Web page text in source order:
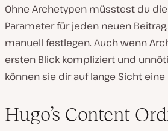
Ohne Archetypen müsstest du
Parameter für jeden neuen
manuell festlegen. Auch wenn
ersten Blick kompliziert und
können sie dir auf lange Sicht eine
Hugo’s Content